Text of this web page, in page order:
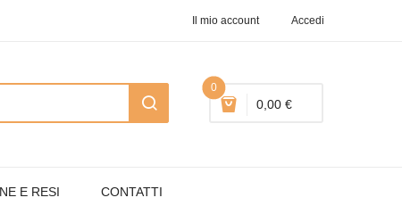
Il mio account Accedi
0
0,00 €
E RESI CONTATTI